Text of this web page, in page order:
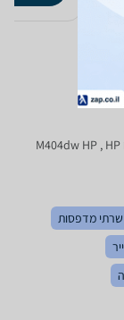
‏לייזר ‏רגילה HP LaserJet Pro M 404 dw, LaserJet פרו M404dw HP , HP
שרתי מדפסות